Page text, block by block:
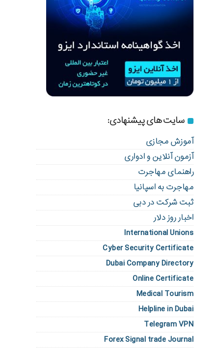
سایت های پیشنهادی:
آموزش مجازی
آزمون آنلاین و ادواری
راهنمای مهاجرت
مهاجرت به اسپانیا
ثبت شرکت در دبی
اخبار روز دلار
International Unions
Cyber Security Certificate
Dubai Company Directory
Online Certificate
Medical Tourism
Helpline in Dubai
Telegram VPN
Forex Signal trade Journal